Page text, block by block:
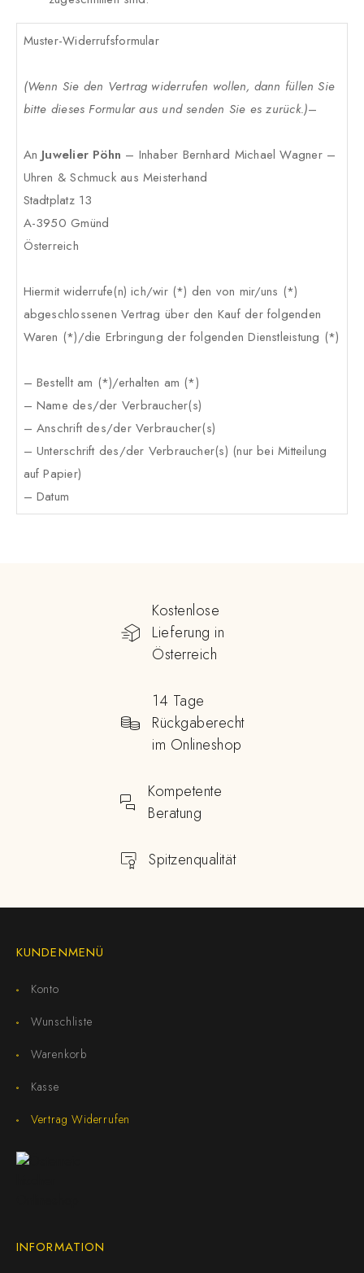
Muster-Widerrufsformular
(Wenn Sie den Vertrag widerrufen wollen, dann füllen Sie
bitte dieses Formular aus und senden Sie es zurück.)–
An Juwelier Pöhn – Inhaber Bernhard Michael Wagner –
Uhren & Schmuck aus Meisterhand
Stadtplatz 13
A-3950 Gmünd
Österreich
Hiermit widerrufe(n) ich/wir (*) den von mir/uns (*)
abgeschlossenen Vertrag über den Kauf der folgenden
Waren (*)/die Erbringung der folgenden Dienstleistung (*)
– Bestellt am (*)/erhalten am (*)
– Name des/der Verbraucher(s)
– Anschrift des/der Verbraucher(s)
– Unterschrift des/der Verbraucher(s) (nur bei Mitteilung
auf Papier)
– Datum
Kostenlose
Lieferung in
Österreich
14 Tage
Rückgaberecht
im Onlineshop
Kompetente
Beratung
Spitzenqualität
KUNDENMENÜ
Konto
Wunschliste
Warenkorb
Kasse
Vertrag Widerrufen
INFORMATION